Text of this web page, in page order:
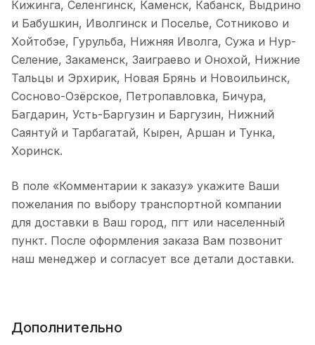
Кижинга, Селенгинск, Каменск, Кабанск, Выдрино
и Бабушкин, Иволгинск и Поселье, Сотниково и
Хойтобэе, Гурульба, Нижняя Иволга, Сужа и Нур-
Селение, Закаменск, Заиграево и Онохой, Нижние
Тальцы и Эрхирик, Новая Брянь и Новоильинск,
Сосново-Озёрское, Петропавловка, Бичура,
Багдарин, Усть-Баргузин и Баргузин, Нижний
Саянтуй и Тарбагатай, Кырен, Аршан и Тунка,
Хоринск.
В поле «Комментарии к заказу» укажите Ваши
пожелания по выбору транспортной компании
для доставки в Ваш город, пгт или населенный
пункт. После оформления заказа Вам позвонит
наш менеджер и согласует все детали доставки.
Дополнительно